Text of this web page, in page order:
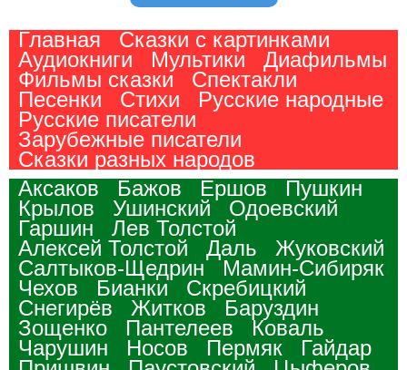
Главная
Сказки с картинками
Аудиокниги
Мультики
Диафильмы
Фильмы сказки
Спектакли
Песенки
Стихи
Русские народные
Русские писатели
Зарубежные писатели
Сказки разных народов
Аксаков
Бажов Ершов
Пушкин
Крылов
Ушинский
Одоевский
Гаршин
Лев Толстой
Алексей Толстой
Даль
Жуковский
Салтыков-Щедрин
Мамин-Сибиряк
Чехов
Бианки
Скребицкий
Снегирёв
Житков
Баруздин
Зощенко
Пантелеев
Коваль
Чарушин
Носов Пермяк
Гайдар